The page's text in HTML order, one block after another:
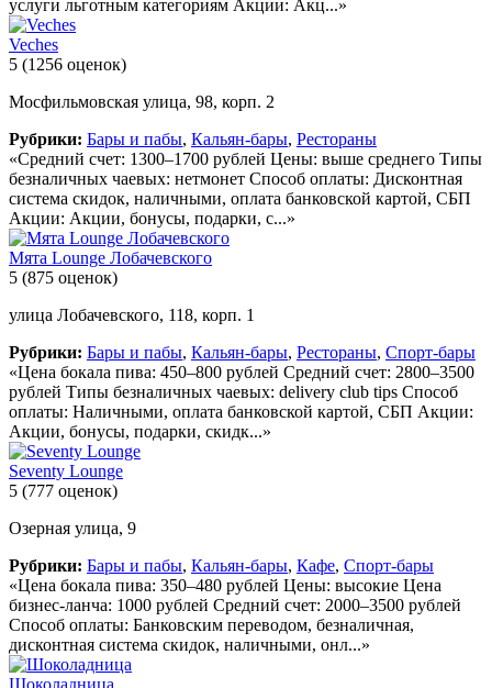
услуги льготным категориям Акции: Акц...»
Veches
5 (1256 оценок)
Мосфильмовская улица, 98, корп. 2
Рубрики: Бары и пабы, Кальян-бары, Рестораны
«Средний счет: 1300–1700 рублей Цены: выше среднего Типы
безналичных чаевых: нетмонет Способ оплаты: Дисконтная
система скидок, наличными, оплата банковской картой, СБП
Акции: Акции, бонусы, подарки, с...»
Мята Lounge Лобачевского
5 (875 оценок)
улица Лобачевского, 118, корп. 1
Рубрики: Бары и пабы, Кальян-бары, Рестораны, Спорт-бары
«Цена бокала пива: 450–800 рублей Средний счет: 2800–3500
рублей Типы безналичных чаевых: delivery club tips Способ
оплаты: Наличными, оплата банковской картой, СБП Акции:
Акции, бонусы, подарки, скидк...»
Seventy Lounge
5 (777 оценок)
Озерная улица, 9
Рубрики: Бары и пабы, Кальян-бары, Кафе, Спорт-бары
«Цена бокала пива: 350–480 рублей Цены: высокие Цена
бизнес-ланча: 1000 рублей Средний счет: 2000–3500 рублей
Способ оплаты: Банковским переводом, безналичная,
дисконтная система скидок, наличными, онл...»
Шоколадница